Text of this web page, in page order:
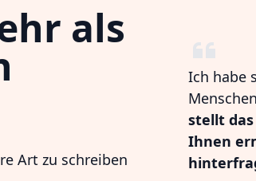
als
Art zu schreiben
Ich habe
stellt
Ihnen